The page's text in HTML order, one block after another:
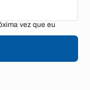
vez que eu